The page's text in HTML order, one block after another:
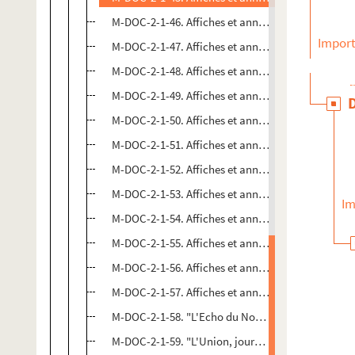
M-DOC-2-1-46. Affiches et annonces judiciaires,
M-DOC-2-1-47. Affiches et annonces judiciaires,
M-DOC-2-1-48. Affiches et annonces judiciaires,
M-DOC-2-1-49. Affiches et annonces judiciaires,
M-DOC-2-1-50. Affiches et annonces judiciaires,
M-DOC-2-1-51. Affiches et annonces judiciaires,
M-DOC-2-1-52. Affiches et annonces judiciaires,
M-DOC-2-1-53. Affiches et annonces judiciaires,
M-DOC-2-1-54. Affiches et annonces judiciaires,
M-DOC-2-1-55. Affiches et annonces judiciaires,
M-DOC-2-1-56. Affiches et annonces judiciaires,
M-DOC-2-1-57. Affiches et annonces judiciaires,
M-DOC-2-1-58. "L'Echo du Nord : journal
M-DOC-2-1-59. "L'Union, journal des intérêts